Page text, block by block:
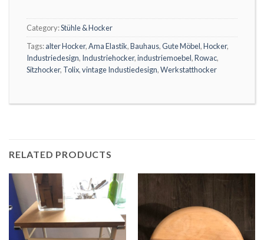
Category:Stühle & Hocker
Tags:alter Hocker,Ama Elastik,Bauhaus,Gute Möbel,Hocker,
Industriedesign, Industriehocker,industriemoebel,Rowac,
Sitzhocker, Tolix,vintage Industiedesign,Werkstatthocker
RELATED PRODUCTS